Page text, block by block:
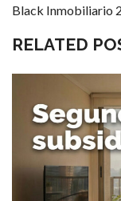
Black Inmobiliario
RELATED